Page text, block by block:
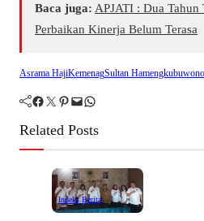
Baca juga: APJATI : Dua
Perbaikan Kinerja Belum Terasa
Asrama HajiKemenagSultan Hamengkubuwono
Facebook Twitter Pinterest Mail WhatsApp
Related Posts
Indeks Berita